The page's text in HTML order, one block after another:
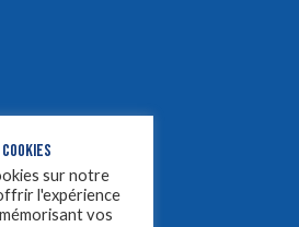
sur notre
l'expérience
vos